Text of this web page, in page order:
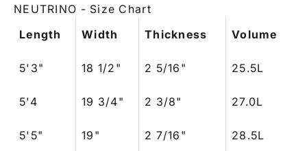
NEUTRINO - Size Chart
Length
Width Thickness Volume
5'3" 18 1/2" 2 5/16" 25.5L
5'4 19 3/4" 2 3/8" 27.0L
5'5" 19" 2 7/16" 28.5L